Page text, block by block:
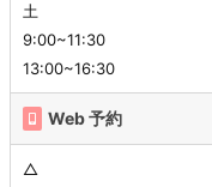
土
9:00~11:30
13:00~16:30
Web 予約
△